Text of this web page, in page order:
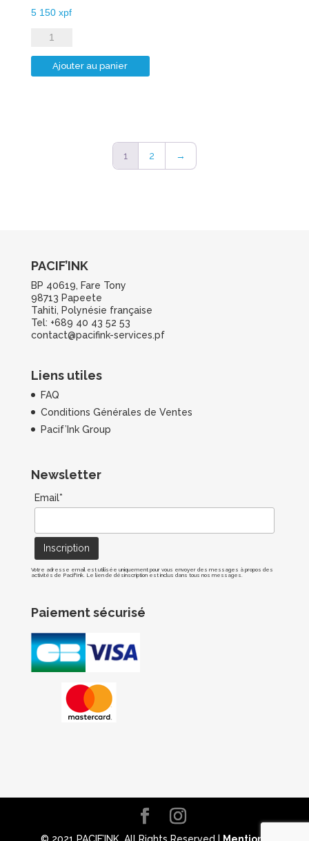
5 150 xpf
quantité
de
HP_935XLM
Ajouter au panier
1 2 →
PACIF’INK
BP 40619, Fare Tony
98713 Papeete
Tahiti, Polynésie française
Tel: +689 40 43 52 53
contact@pacifink-services.pf
Liens utiles
FAQ
Conditions Générales de Ventes
Pacif’Ink Group
Newsletter
Email*
Votre adresse email est utilisée uniquement pour vous envoyer des messages à propos des
activités de Pacif'Ink. Le lien de désinscription est inclus dans tous nos messages.
Paiement sécurisé